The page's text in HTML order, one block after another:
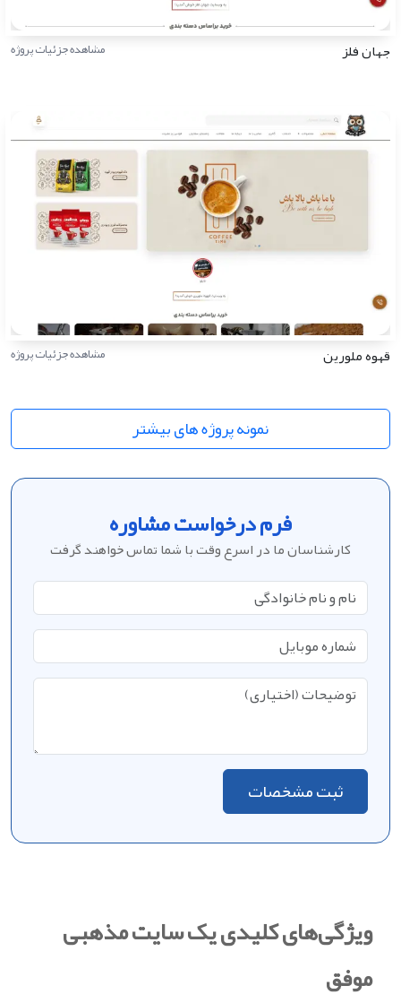
جهان فلز مشاهده جزئیات پروژه
قهوه ملورین مشاهده جزئیات پروژه
نمونه پروژه های بیشتر
فرم درخواست مشاوره
کارشناسان ما در اسرع وقت با شما تماس خواهند گرفت
ثبت مشخصات
ویژگی‌های کلیدی یک سایت مذهبی
موفق